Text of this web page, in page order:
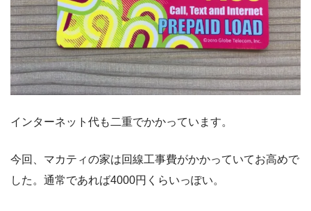
インターネット代も二重でかかっています。
今回、マカティの家は回線工事費がかかっていてお高めで
した。通常であれば4000円くらいっぽい。